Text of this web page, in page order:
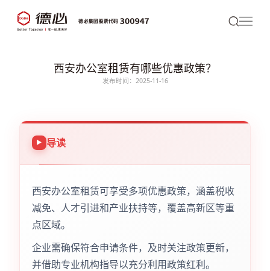
西安办公室租赁有哪些优惠政策？
发布时间：2025-11-16
导读
西安办公室租赁可享受多项优惠政策，涵盖税收
减免、人才引进和产业扶持等，覆盖高新区等重
点区域。
企业需确保符合申请条件，及时关注政策更新，
并借助专业机构指导以充分利用政策红利。